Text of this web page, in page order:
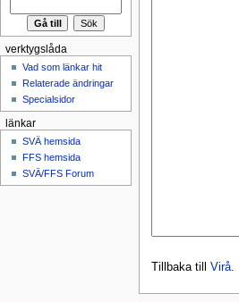
Tillbaka till Virå.
verktygslåda
Vad som länkar hit
Relaterade ändringar
Specialsidor
länkar
SVÄ hemsida
FFS hemsida
SVÄ/FFS Forum